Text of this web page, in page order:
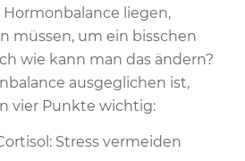
liegen,
müssen, um ein bisschen
wie kann man das ändern?
ausgeglichen ist,
vier Punkte wichtig:
Stress vermeiden